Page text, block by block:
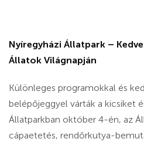
Nyíregyházi Állatpark –
Állatok Világnapján
Különleges programokkal és
belépőjeggyel várták a kicsiket
Állatparkban október 4-én, az
cápaetetés, rendőrkutya-